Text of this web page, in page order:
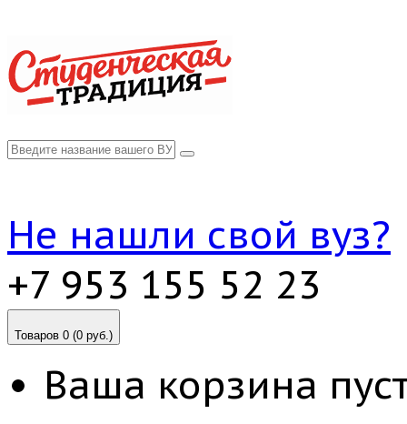
Не нашли свой вуз?
+7 953 155 52 23
Товаров 0 (0 руб.)
Ваша корзина